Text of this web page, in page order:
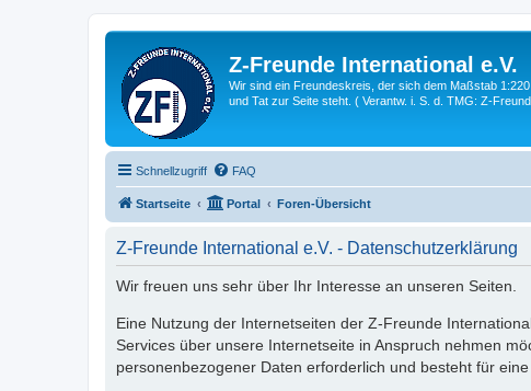
Z-Freunde International e.V.
Wir sind ein Freundeskreis, der sich dem Maßstab
und Tat zur Seite steht. ( Verantw. i. S. d. TMG: Z-
Schnellzugriff FAQ
Startseite Portal Foren-Übersicht
Z-Freunde International e.V. - Datenschutzerklärung
Wir freuen uns sehr über Ihr Interesse an unseren Seiten.
Eine Nutzung der Internetseiten der Z-Freunde
Services über unsere Internetseite in Anspruch nehmen
personenbezogener Daten erforderlich und besteht für